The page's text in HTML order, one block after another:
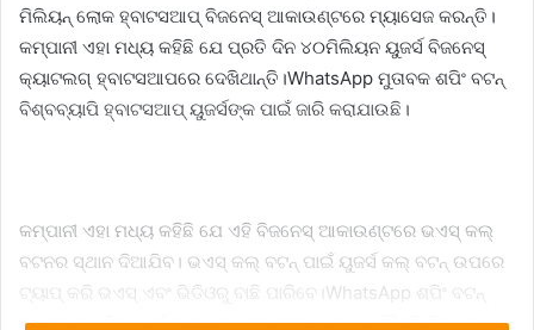
ମିଲିୟନ୍ ଲୋକ ହ୍ବାଟସଆପ୍ ବିଜନେସ୍ ଆକାଉଣ୍ଟରେ ମ୍ୟାସେଜ କରନ୍ତି।
କମ୍ପାନୀ ଏହା ମଧ୍ୟ କହିଛି ଯେ ପ୍ରତି ଦିନ ୪୦ମିଲିୟନ ୟୁଜର୍ସ ବିଜନେସ୍
କ୍ୟାଟଲଗ୍ ହ୍ବାଟସଆପରେ ଦେଖିଥାନ୍ତି।WhatsApp ମୁତାବକ ଶପିଂ ବଟନ୍
ବିଶ୍ବବ୍ୟାପି ହ୍ବାଟସଆପ୍ ୟୁଜର୍ସଙ୍କ ପାଇଁ ଜାରି କରାଯାଉଛି।
କମ୍ପାନୀ ଏହା ମଧ୍ୟ କହିଛି ଯେ ଏହି ବିଜନେସ୍ ଆକାଉଣ୍ଟରେ ଭଏସ୍ କଲ୍
ବଟନର ସ୍ଥାନ ଦିଆଯିବ। ଭଏସ୍ କଲ୍ ବଟନ୍ ପାଇଁ ୟୁଜର୍ସ କଲ୍ ବଟନ୍ ଉପରେ
ଟ୍ୟାପ୍ କରି ଭଏସ୍ ଏବଂ ଭିଡିଓରୁ ବାଛି ପାରିବେ।WhatsApp ଶପିଂ ବଟନ୍
ବ୍ୟବହାର କରିବା ପାଇଁ ଆପଣଙ୍କୁ ହ୍ବାଟସଆପର ଯେକୌଣସି ବିଜନେସ୍